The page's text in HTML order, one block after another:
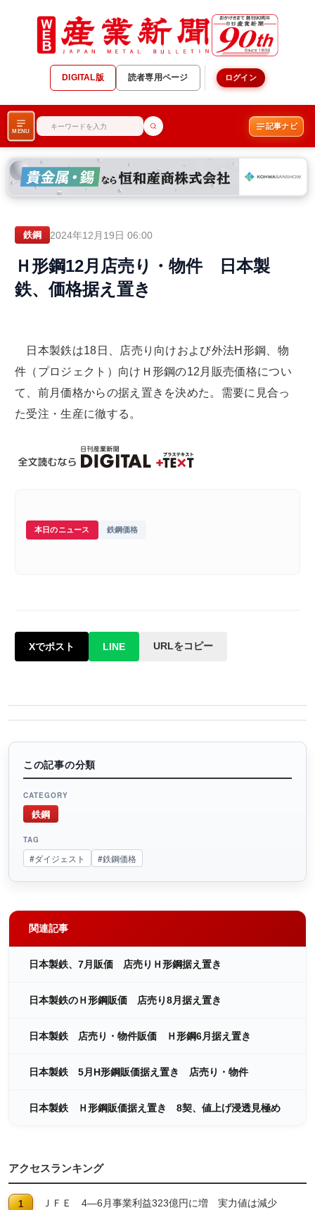
DIGITAL版 読者専用ページ ログイン
MENU
記事ナビ
鉄鋼 2024年12月19日 06:00
Ｈ形鋼12月店売り・物件 日本製
鉄、価格据え置き
日本製鉄は18日、店売り向けおよび外法H形鋼、物
件（プロジェクト）向けＨ形鋼の12月販売価格につい
て、前月価格からの据え置きを決めた。需要に見合っ
た受注・生産に徹する。
本日のニュース 鉄鋼価格
Xでポスト LINE URLをコピー
この記事の分類
CATEGORY
鉄鋼
TAG
#ダイジェスト #鉄鋼価格
関連記事
日本製鉄、7月販価 店売りＨ形鋼据え置き
日本製鉄のＨ形鋼販価 店売り8月据え置き
日本製鉄 店売り・物件販価 Ｈ形鋼6月据え置き
日本製鉄 5月H形鋼販価据え置き 店売り・物件
日本製鉄 Ｈ形鋼販価据え置き 8契、値上げ浸透見極め
アクセスランキング
ＪＦＥ 4―6月事業利益323億円に増 実力値は減少